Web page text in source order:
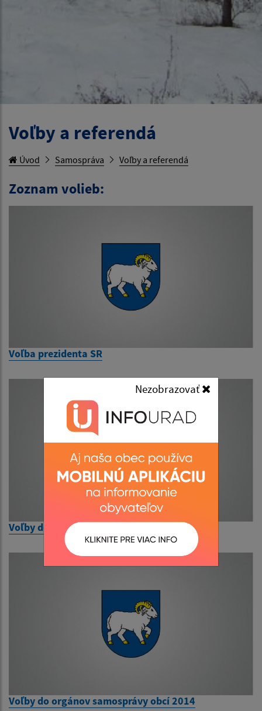
Nezobrazovať
Voľby a referendá
Úvod Samospráva Voľby a referendá
Zoznam volieb:
Voľba prezidenta SR
Voľby do európskeho parlamentu
Voľby do orgánov samosprávy obcí 2014